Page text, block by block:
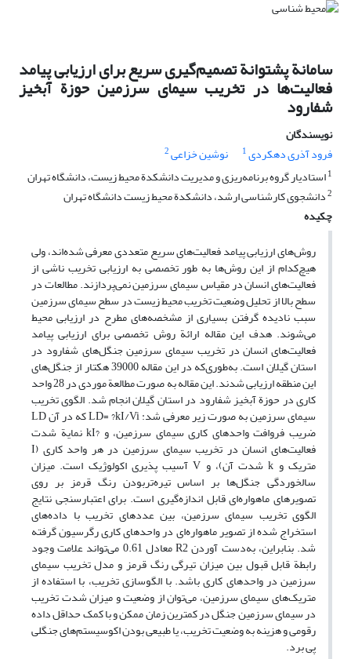
سامانة پشتوانة تصمیم‌گیری سریع برای ارزیابی پیامد
فعالیت‌ها در تخریب سیمای سرزمین حوزة آبخیز
شفارود
نویسندگان
فرود آذری دهکردی1 نوشین خزاعی2
1استادیار گروه برنامه‌ریزی و مدیریت دانشکدة محیط زیست، دانشگاه تهران
2دانشجوی کارشناسی ارشد، دانشکدة محیط زیست دانشگاه تهران
چکیده
روش‌های ارزیابی پیامد فعالیت‌های سریع متعددی معرفی شده‌اند، ولی
هیچ‌کدام از این روش‌ها به طور تخصصی به ارزیابی تخریب ناشی از
فعالیت‌های انسان در مقیاس سیمای سرزمین نمی‌پردازند. مطالعات در
سطح بالا از تحلیل وضعیت تخریب محیط زیست در سطح سیمای سرزمین
سبب نادیده گرفتن بسیاری از مشخصه‌های مطرح در ارزیابی محیط
می‌شوند. هدف این مقاله ارائة روش تخصصی برای ارزیابی پیامد
فعالیت‌های انسان در تخریب سیمای سرزمین جنگل‌های شفارود در
استان گیلان است. به‌طوری‌که در این مقاله 39000 هکتار از جنگل‌های
این منطقه ارزیابی شدند. این مقاله به صورت مطالعة موردی در 28 واحد
کاری در حوزة آبخیز شفارود در استان گیلان انجام شد. الگوی تخریب
سیمای سرزمین به صورت زیر معرفی شد: LD= ?kI/Vi که در آن LD
ضریب فروافت واحدهای کاری سیمای سرزمین، و ?kI نمایة شدت
فعالیت‌های انسان در تخریب سیمای سرزمین در هر واحد کاری (I
متریک و k شدت آن)، و V آسیب پذیری اکولوژیک است. میزان
سالخوردگی جنگل‌ها بر اساس تیره‌تر‌بودن رنگ قرمز بر روی
تصویرهای ماهواره‌ای قابل اندازه‌گیری است. برای اعتبارسنجی نتایج
الگوی تخریب سیمای سرزمین، بین عددهای تخریب با داده‌های
استخراج شده از تصویر ماهواره‌ای در واحدهای کاری رگرسیون گرفته
شد. بنابراین، به‌دست آوردن R2 معادل 0.61 می‌تواند علامت وجود
رابطة قابل قبول بین میزان تیرگی رنگ قرمز و مدل تخریب سیمای
سرزمین در واحدهای کاری باشد. با الگوسازی تخریب، با استفاده از
متریک‌های سیمای سرزمین، می‌توان از وضعیت و میزان شدت تخریب
در سیمای سرزمین جنگل در کمترین زمان ممکن و با کمک حداقل داده
رقومی و هزینه به وضعیت تخریب، یا طبیعی بودن اکوسیستم‌های جنگلی
پی برد.